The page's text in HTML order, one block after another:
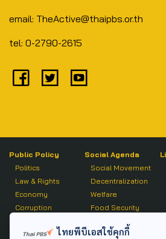
email: TheActive@thaipbs.or.th
tel: 0-2790-2615
Public Policy
Politics
Law & Rights
Economy
Corruption
Social Agenda
Social Movement
Decentralization
Welfare
Food Security
Education
ไทยพีบีเอสใช้คุกกี้